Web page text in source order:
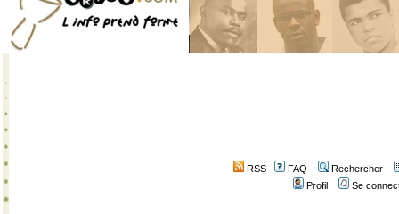
RSS FAQ
Rechercher
Profil
Se